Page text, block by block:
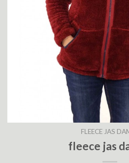
FLEECE JAS
fleece jas